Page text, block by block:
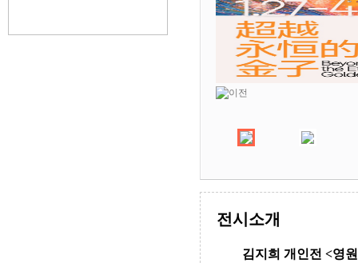
전시소개
김지희 개인전 <영